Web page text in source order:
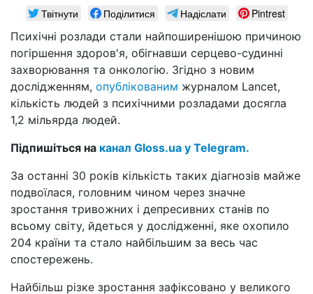
Твітнути Поділитися Надіслати
Pintrest
Психічні розлади стали найпоширенішою причиною
погіршення здоров'я, обігнавши серцево-судинні
захворювання та онкологію. Згідно з новим
дослідженням, опублікованим журналом Lancet,
кількість людей з психічними розладами досягла
1,2 мільярда людей.
Підпишіться на канал Gloss.ua у Telegram.
За останні 30 років кількість таких діагнозів майже
подвоїлася, головним чином через значне
зростання тривожних і депресивних станів по
всьому світу, йдеться у дослідженні, яке охопило
204 країни та стало найбільшим за весь час
спостережень.
Найбільш різке зростання зафіксовано у великого